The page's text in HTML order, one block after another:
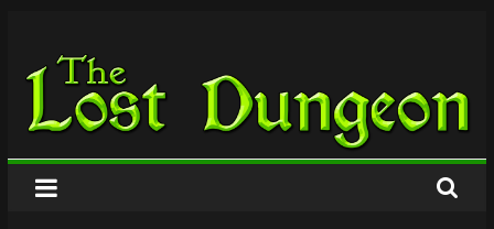
springen
The
Lost
Dungeon